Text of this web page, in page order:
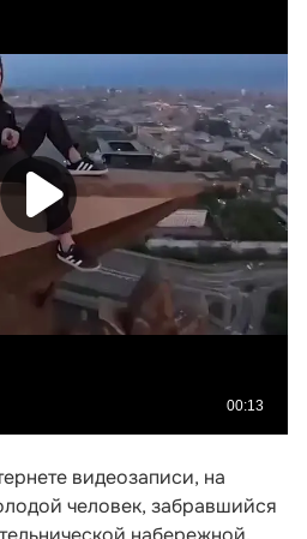
видеозаписи, на
человек, забравшийся